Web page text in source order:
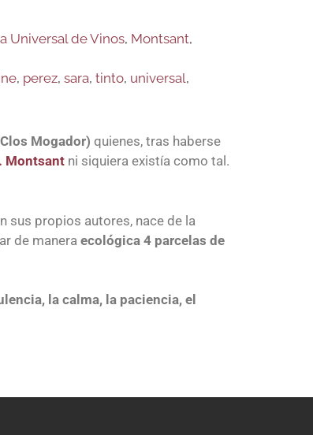
Universal de Vinos, Montsant,
, perez, sara, tinto, universal,
Mogador) quienes, tras haberse
Montsant ni siquiera existía como tal.
sus propios autores, nace de la
de manera ecológica 4 parcelas de
la calma, la paciencia, el